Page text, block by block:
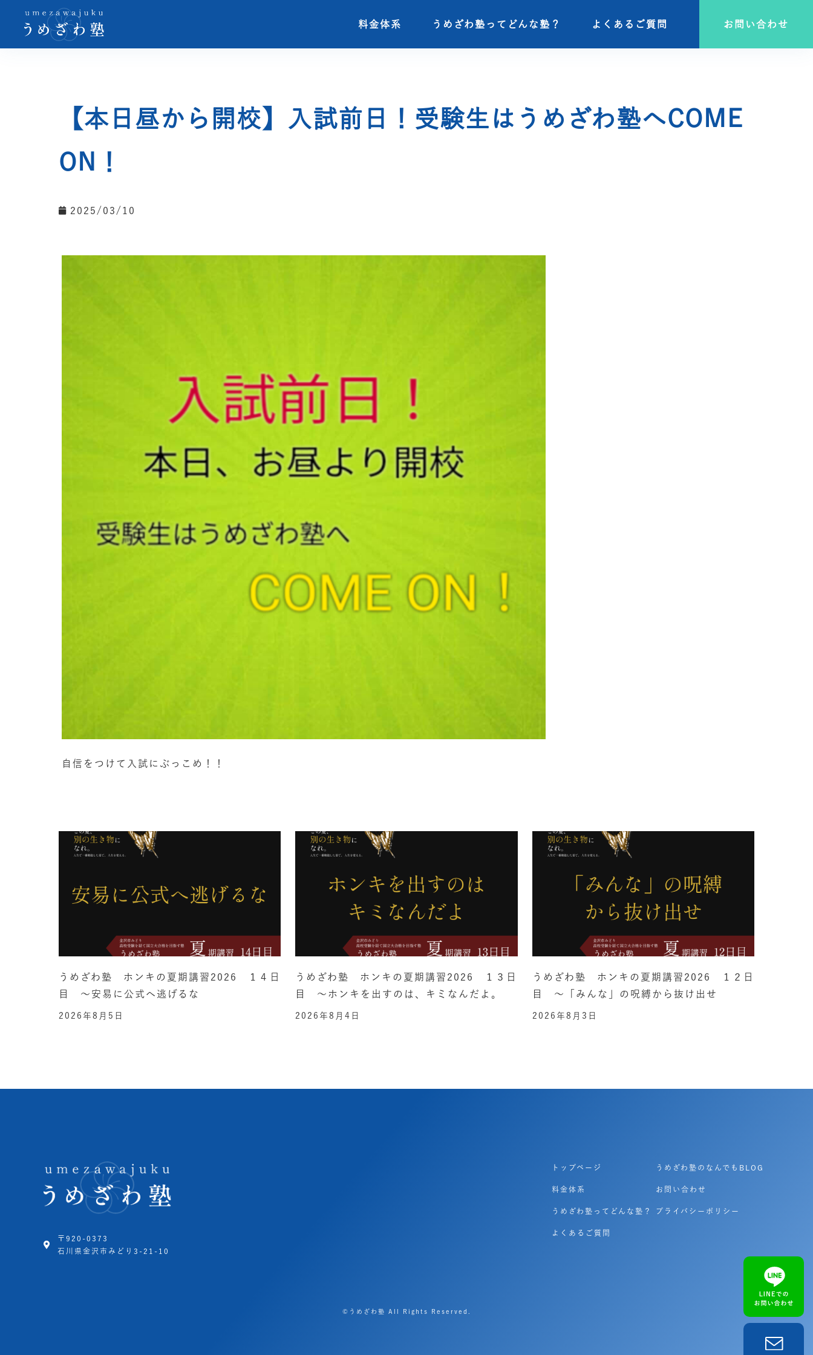
料金体系 うめざわ塾ってどんな塾？ よくあるご質問 お問い合わせ
料金体系 うめざわ塾ってどんな塾？ よくあるご質問 お問い合わせ
【本日昼から開校】入試前日！受験生はうめざわ塾へCOME
ON！
2025/03/10
自信をつけて入試にぶっこめ！！
うめざわ塾 ホンキの夏期講習2026 １４日
目 ～安易に公式へ逃げるな
2026年8月5日
うめざわ塾 ホンキの夏期講習2026 １３日
目 ～ホンキを出すのは、キミなんだよ。
2026年8月4日
うめざわ塾 ホンキの夏期講習2026 １２日
目 ～「みんな」の呪縛から抜け出せ
2026年8月3日
〒920-0373
石川県金沢市みどり3-21-10
トップページ
料金体系
うめざわ塾ってどんな塾？
よくあるご質問
うめざわ塾のなんでもBLOG
お問い合わせ
プライバシーポリシー
©うめざわ塾 All Rights Reserved.